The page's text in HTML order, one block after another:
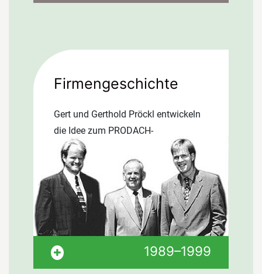
16 Mrd. DM. Die Geburtenrate der
BRD ist seit 16 Jahren mit 9,7
Geburten je 1.000 Einwohner die
geringste der Welt. Die
Reaktorkatastrophe von Tschernobyl
löst neue Diskussionen aus. 1985
wird Gorbatschow zum
Generalsekretär der KPDSU gewählt.
Olof Palme, Schwedischer
Ministerpräsident, wird erschossen.
Firmengeschichte
Gert und Gerthold Pröckl entwickeln
die Idee zum PRODACH-
Dämmsystem, das europaweit
patentiert wird. 1998 tritt Dr. Thomas
Pröckl in die Firmenleitung ein. Ein
Lizenzvertrag mit der Deutschen
Rockwool zur Vermarktung des…
Gert und Gerthold Pröckl entwickeln
die Idee zum PRODACH-
Dämmsystem, das europaweit
1989–1999